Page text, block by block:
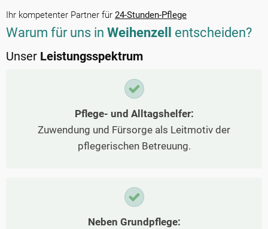
Ihr kompetenter Partner für 24-Stunden-Pflege
Warum für uns in Weihenzell entscheiden?
Unser Leistungsspektrum
Pflege- und Alltagshelfer:
Zuwendung und Fürsorge als Leitmotiv der
pflegerischen Betreuung.
Neben Grundpflege: